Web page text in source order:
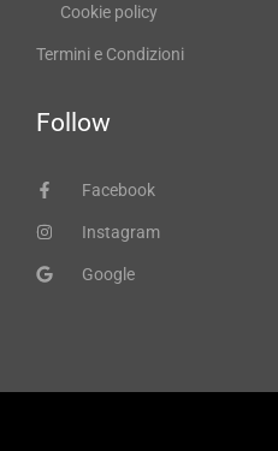
Cookie policy
Termini e Condizioni
Follow
Facebook
Instagram
Google